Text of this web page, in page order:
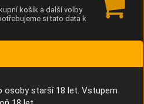
košík a další volby
si tato data k
jedná o stejné zařízení, a
osoby starší 18 let. Vstupem